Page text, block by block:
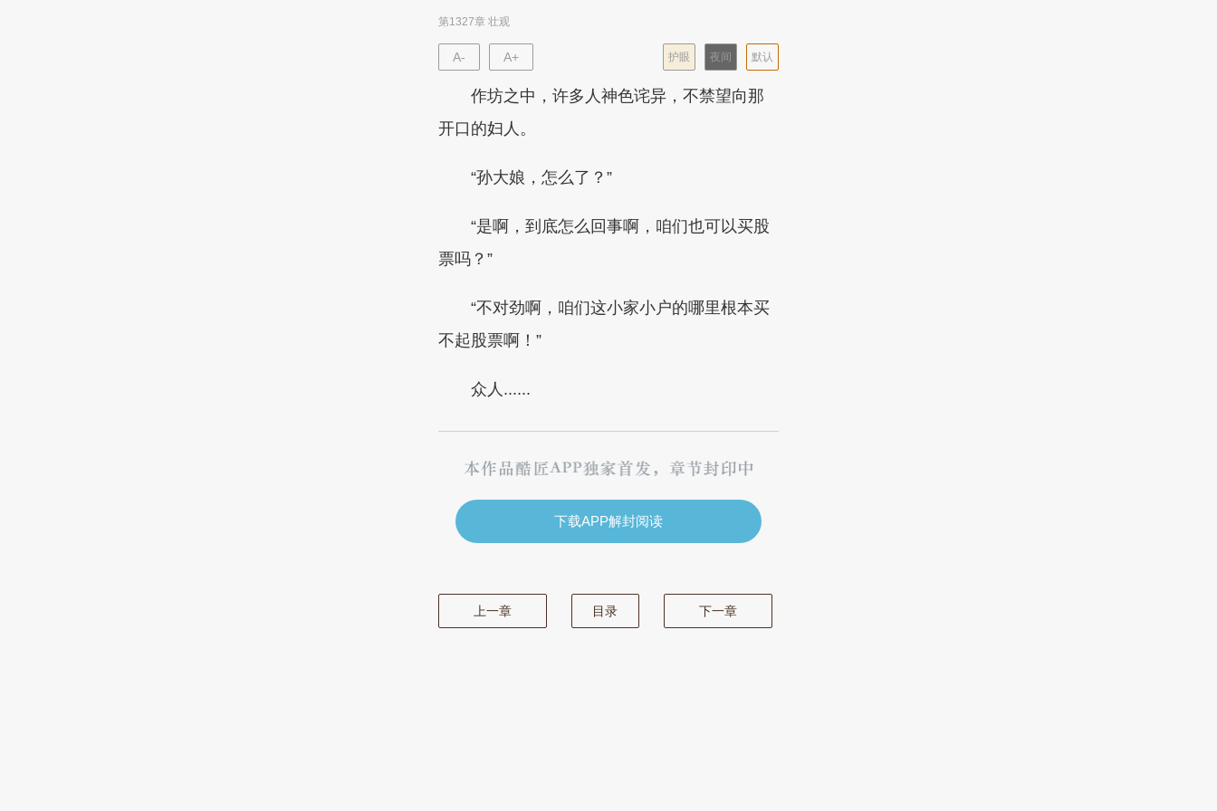
第1327章 壮观
A- A+ 默认
夜间
护眼
作坊之中，许多人神色诧异，不禁望向那
开口的妇人。
“孙大娘，怎么了？”
“是啊，到底怎么回事啊，咱们也可以买股
票吗？”
“不对劲啊，咱们这小家小户的哪里根本买
不起股票啊！”
众人......
下载APP解封阅读
上一章 目录 下一章